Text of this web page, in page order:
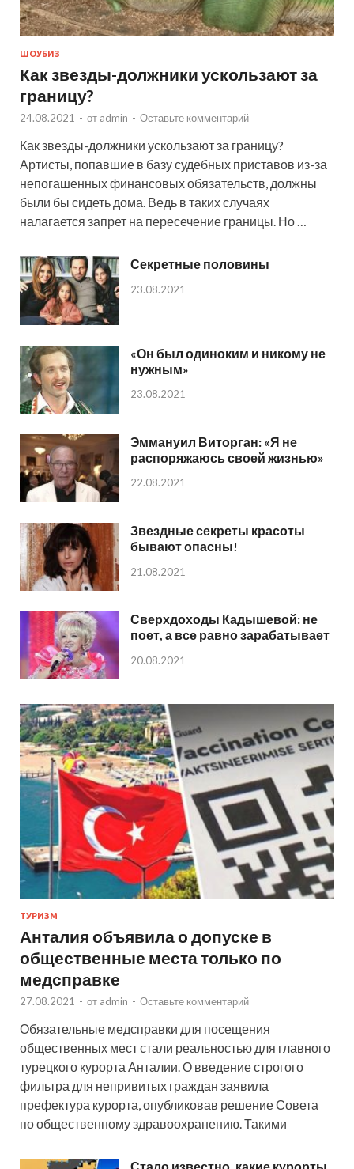
ШОУБИЗ
Как звезды-должники ускользают за
границу?
24.08.2021 - от admin - Оставьте комментарий
Как звезды-должники ускользают за границу?
Артисты, попавшие в базу судебных приставов из-за
непогашенных финансовых обязательств, должны
были бы сидеть дома. Ведь в таких случаях
налагается запрет на пересечение границы. Но …
Секретные половины
23.08.2021
«Он был одиноким и никому не
нужным»
23.08.2021
Эммануил Виторган: «Я не
распоряжаюсь своей жизнью»
22.08.2021
Звездные секреты красоты
бывают опасны!
21.08.2021
Сверхдоходы Кадышевой: не
поет, а все равно зарабатывает
20.08.2021
ТУРИЗМ
Анталия объявила о допуске в
общественные места только по
медсправке
27.08.2021 - от admin - Оставьте комментарий
Обязательные медсправки для посещения
общественных мест стали реальностью для главного
турецкого курорта Анталии. О введение строгого
фильтра для непривитых граждан заявила
префектура курорта, опубликовав решение Совета
по общественному здравоохранению. Такими